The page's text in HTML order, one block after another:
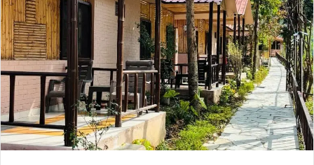
i
l